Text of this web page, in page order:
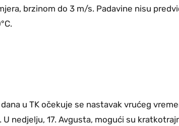
brzinom do 3 m/s. Padavine nisu
u TK očekuje se nastavak vrućeg
U nedjelju, 17. Avgusta, mogući su